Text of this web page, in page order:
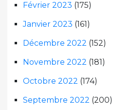
Février 2023 (175)
Janvier 2023 (161)
Décembre 2022 (152)
Novembre 2022 (181)
Octobre 2022 (174)
Septembre 2022 (200)